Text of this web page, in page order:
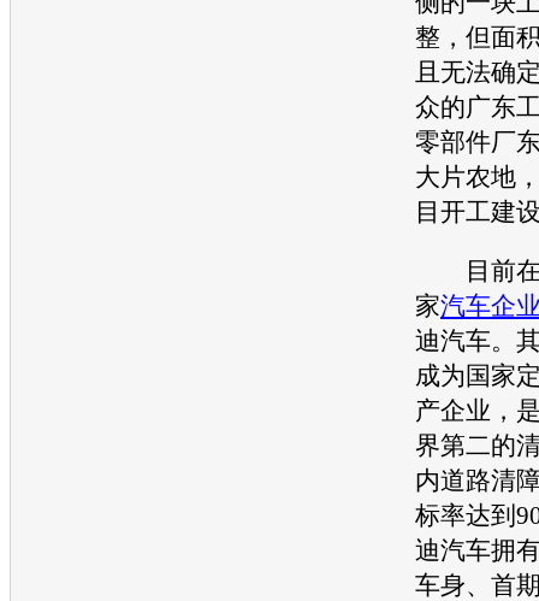
整，但面
且无法确
众的广东
零部件厂
大片农地
目开工建
目前在
家汽车企
迪汽车。
成为国家
产企业，
界第二的
内道路清
标率达到
迪汽车拥
车身、首